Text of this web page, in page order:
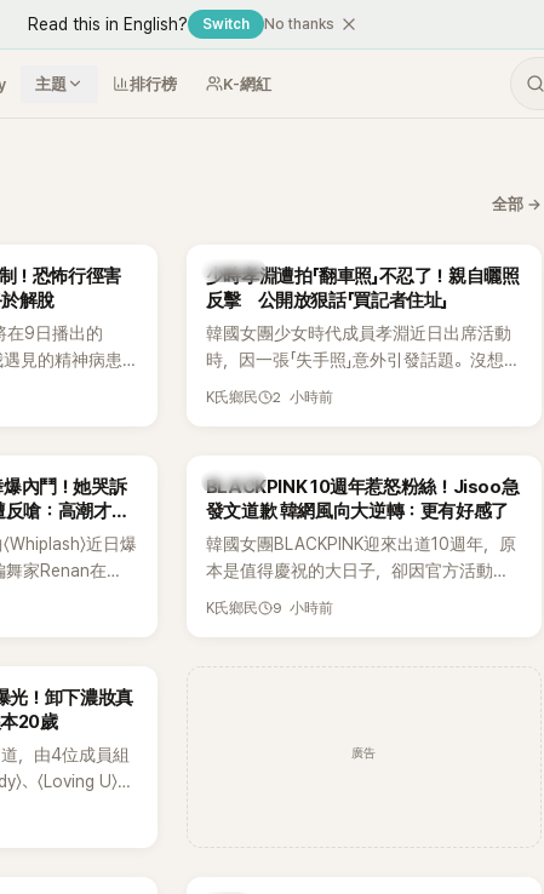
Read this in English? Switch No thanks
主題 排行榜 K-網紅
全部 →
！恐怖行徑害
解脫
在9日播出的
見的精神病患》
，首度坦承一段
至今印象深刻。
K-POP
少時孝淵遭拍「翻車照」不忍了！親自曬照
反擊 公開放狠話「買記者住址」
韓國女團少女時代成員孝淵近日出席活動
時，因一張「失手照」意外引發話題。沒想到
她本人看到照片後，不但沒有生氣，反而
K氏鄉民 2 小時前
爆內鬥！她哭訴
反嗆：高潮才是
Whiplash〉近日爆
舞家Renan在
Fighter：
拿走，讓她至今
K-POP
BLACKPINK 10週年惹怒粉絲！Jisoo急
發文道歉 韓網風向大逆轉：更有好感了
韓國女團BLACKPINK迎來出道10週年，原
本是值得慶祝的大日子，卻因官方活動安
排引發粉絲不滿，甚至傳出有人持高爾夫
K氏鄉民 9 小時前
光！卸下濃妝真
20歲
，由4位成員組
、〈Loving U〉、
曲紅遍亞洲，獲
廣告